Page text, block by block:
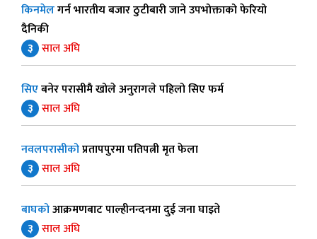
किनमेलगर्न भारतीय बजार ठुटीबारी जाने उपभोक्ताको फेरियो
दैनिकी
३ साल अघि
सिएबनेर परासीमै खोले अनुरागले पहिलो सिए फर्म
३ साल अघि
नवलपरासीकोप्रतापपुरमा पतिपत्नी मृत फेला
३ साल अघि
बाघकोआक्रमणबाट पाल्हीनन्दनमा दुई जना घाइते
३ साल अघि